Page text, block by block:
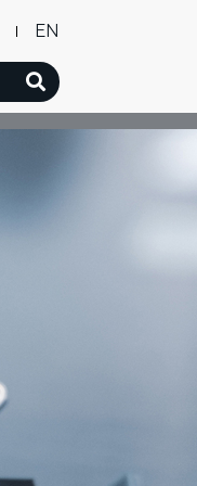
WxT
Language
switcher
Rechercher